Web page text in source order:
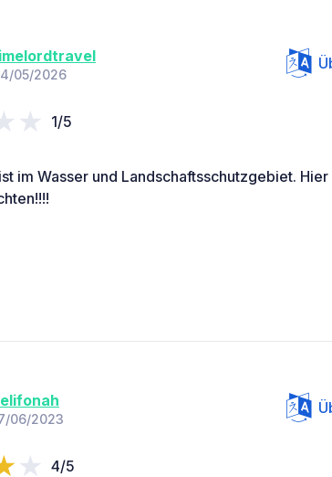
05/2026
1/5
im Wasser und Landschaftsschutzgebiet.
06/2023
4/5